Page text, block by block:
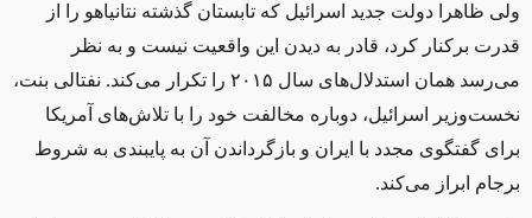
ولی ظاهرا دولت جدید اسرائیل که تابستان گذشته نتانیاهو را از
قدرت برکنار کرد، قادر به دیدن این واقعیت نیست و به نظر
می‌رسد همان استدلال‌های سال ۲۰۱۵ را تکرار می‌کند. نفتالی بنت،
نخست‌وزیر اسرائیل، دوباره مخالفت خود را با تلاش‌های آمریکا
برای گفتگوی مجدد با ایران و بازگرداندن آن به پایبندی به شروط
برجام ابراز می‌کند.